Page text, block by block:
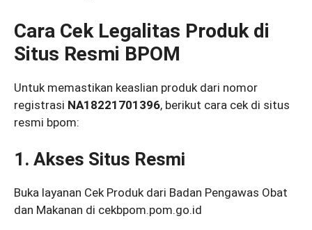
Cara Cek Legalitas Produk di
Situs Resmi BPOM
Untuk memastikan keaslian produk dari nomor
registrasi NA18221701396, berikut cara cek di situs
resmi bpom:
1. Akses Situs Resmi
Buka layanan Cek Produk dari Badan Pengawas Obat
dan Makanan di cekbpom.pom.go.id